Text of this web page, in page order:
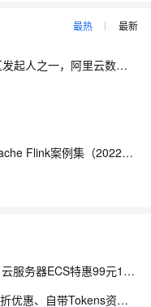
最热 最新
【大咖问答】对话PostgreSQL 中国社区发起人之一，阿里云数据库高级专家 德哥
【藏经阁一起读（27）】本周推荐《Apache Flink案例集（2022版）》，你有哪些心得？
阿里云轻量应用服务器抢购价38元1年，云服务器ECS特惠99元1年，区别与选购指南参考
阿里云轻量应用服务器智能体专用型：5折优惠、自带Tokens资源包，用于云端专属AI等应用